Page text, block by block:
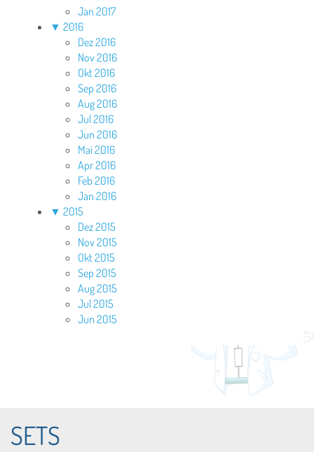
Jan 2017
▼ 2016
Dez 2016
Nov 2016
Okt 2016
Sep 2016
Aug 2016
Jul 2016
Jun 2016
Mai 2016
Apr 2016
Feb 2016
Jan 2016
▼ 2015
Dez 2015
Nov 2015
Okt 2015
Sep 2015
Aug 2015
Jul 2015
Jun 2015
SETS